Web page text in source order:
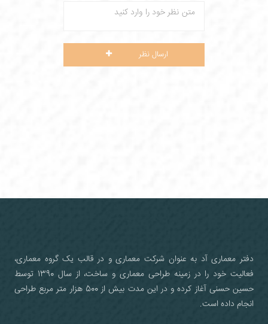
ارسال نظر
دفتر معماری آد به عنوان شرکت معماری و در قالب یک گروه معماری،
فعالیت خود را در زمینه طراحی معماری و ساخت، از سال 1390 توسط
حسین حسنی آغاز کرده و در این مدت بیش از 500 هزار متر مربع طراحی
انجام داده است.